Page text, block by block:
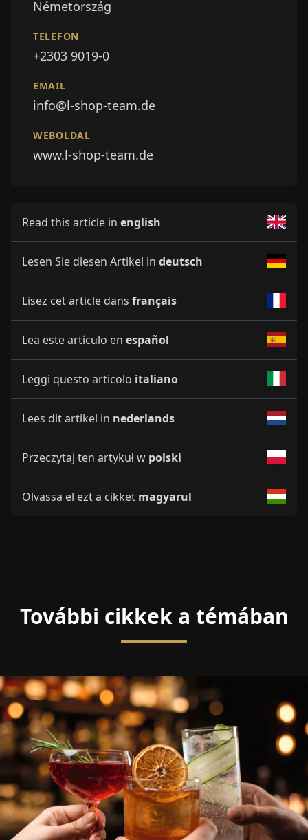
Németország
TELEFON
+2303 9019-0
EMAIL
info@l-shop-team.de
WEBOLDAL
www.l-shop-team.de
Read this article in english
Lesen Sie diesen Artikel in deutsch
Lisez cet article dans français
Lea este artículo en español
Leggi questo articolo italiano
Lees dit artikel in nederlands
Przeczytaj ten artykuł w polski
Olvassa el ezt a cikket magyarul
További cikkek a témában